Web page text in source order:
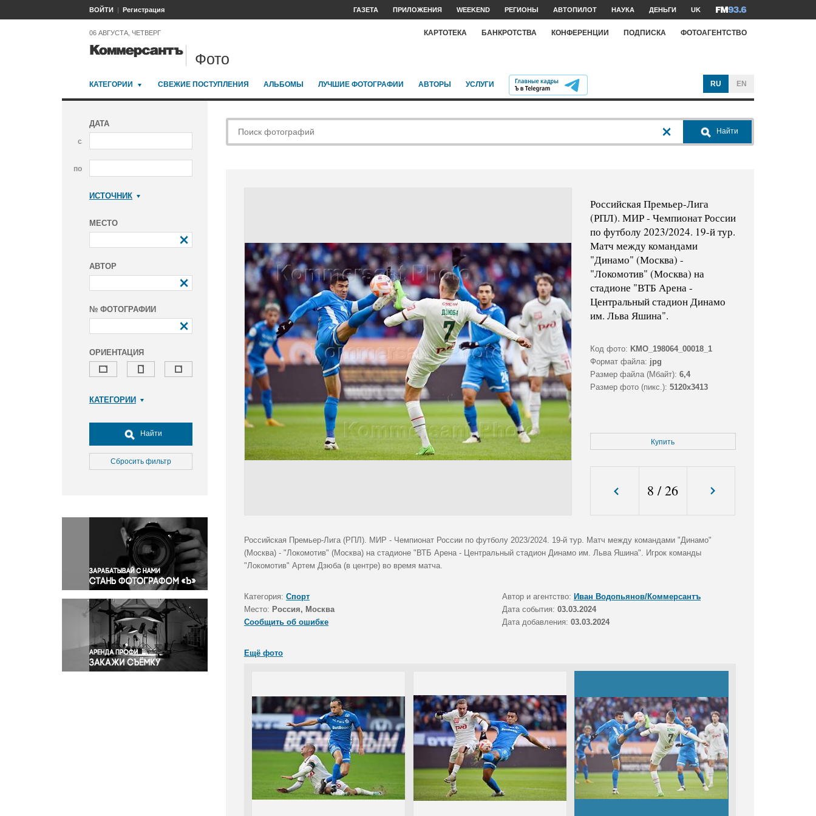
ВОЙТИ Регистрация ГАЗЕТА ПРИЛОЖЕНИЯ WEEKEND РЕГИОНЫ АВТОПИЛОТ НАУКА ДЕНЬГИ UK
06 АВГУСТА, ЧЕТВЕРГ КАРТОТЕКА БАНКРОТСТВА КОНФЕРЕНЦИИ ПОДПИСКА ФОТОАГЕНТСТВО
Фото
КАТЕГОРИИ СВЕЖИЕ ПОСТУПЛЕНИЯ АЛЬБОМЫ ЛУЧШИЕ ФОТОГРАФИИ АВТОРЫ УСЛУГИ RU EN
ДАТА
с
по
ИСТОЧНИК
МЕСТО
АВТОР
№ ФОТОГРАФИИ
ОРИЕНТАЦИЯ
КАТЕГОРИИ
Досуг, туризм и отдых
Культура
Медицина
Окружающая среда
Политика
Правосудие
Происшествия и конфликты
Религия
Светская жизнь
Спорт
Экология
Экономика и бизнес
Найти
Сбросить фильтр
Найти
Российская Премьер-Лига
(РПЛ). МИР - Чемпионат России
по футболу 2023/2024. 19-й тур.
Матч между командами
"Динамо" (Москва) -
"Локомотив" (Москва) на
стадионе "ВТБ Арена -
Центральный стадион Динамо
им. Льва Яшина".
Код фото: KMO_198064_00018_1
Формат файла: jpg
Размер файла (Мбайт): 6,4
Размер фото (пикс.): 5120x3413
Купить
8 /26
Российская Премьер-Лига (РПЛ). МИР - Чемпионат России по футболу 2023/2024. 19-й тур. Матч между командами "Динамо"
(Москва) - "Локомотив" (Москва) на стадионе "ВТБ Арена - Центральный стадион Динамо им. Льва Яшина". Игрок команды
"Локомотив" Артем Дзюба (в центре) во время матча.
Категория: Спорт Автор и агентство: Иван Водопьянов/Коммерсантъ
Место: Россия, Москва Дата события: 03.03.2024
Сообщить об ошибке
Дата добавления: 03.03.2024
Ещё фото